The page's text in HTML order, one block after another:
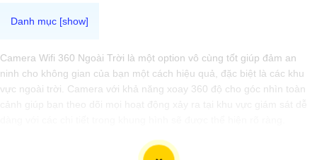
Camera Wifi 360 Ngoài Trời là một option vô cùng tốt giúp đảm an
ninh cho không gian của bạn một cách hiệu quả, đặc biệt là các khu
vực ngoài trời. Camera với khả năng xoay 360 độ cho góc nhìn toàn
Camera được thiết kế chắc chắn, chống nước và chống bụi giúp